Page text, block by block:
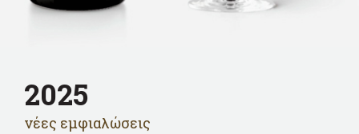
2025
νέες εμφιαλώσεις